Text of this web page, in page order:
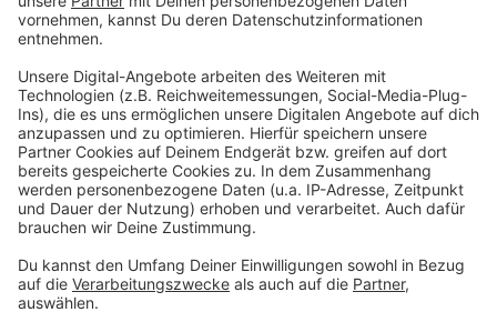
Online-Petition gestartet
Anzeige
Die Apotheken in unserer Stadt haben gemeinsam mit
Apotheken in ganz Deutschland eineOnline-Petition
gestartet, mit der sie sich gegen das Branchensterben
einsetzen.
Anzeige